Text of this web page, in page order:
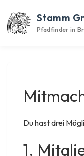
content
Stamm
Pfadfinder in
Du hast drei
1.